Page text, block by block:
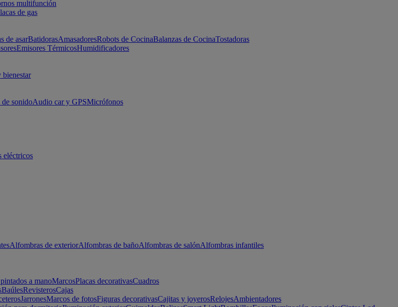
multifunción
de gas
de asarBatidorasAmasadoresRobots de CocinaBalanzas de CocinaTostadoras
Emisores TérmicosHumidificadores
bienestar
de sonidoAudio car y GPSMicrófonos
eléctricos
Alfombras de exteriorAlfombras de bañoAlfombras de salónAlfombras infantiles
a manoMarcosPlacas decorativasCuadros
BaúlesRevisterosCajas
JarronesMarcos de fotosFiguras decorativasCajitas y joyerosRelojesAmbientadores